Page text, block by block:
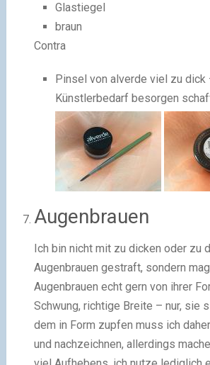
Glastiegel
braun
Contra
Pinsel von alverde viel zu
Künstlerbedarf besorgen
Augenbrauen
Ich bin nicht mit zu dicken oder zu
Augenbrauen gestraft, sondern
Augenbrauen echt gern von ihrer
Schwung, richtige Breite – nur, sie
dem in Form zupfen muss ich
und nachzeichnen, allerdings